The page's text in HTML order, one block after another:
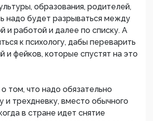
образования, родителей,
надо будет разрываться между
и работой и далее по списку. А
к психологу, дабы переварить
и фейков, которые спустят на это
том, что надо обязательно
и трехдневку, вместо обычного
в стране идет снятие